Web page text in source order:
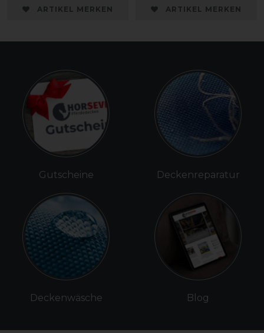
ARTIKEL MERKEN ARTIKEL MERKEN
Gutscheine
Deckenwäsche
Deckenreparatur
Blog